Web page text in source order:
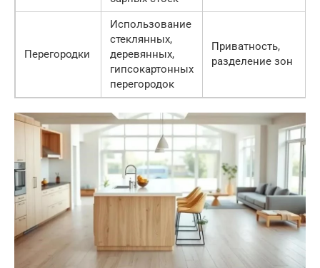
Перегородки
Использование
стеклянных,
деревянных,
гипсокартонных
перегородок
Приватность,
разделение зон